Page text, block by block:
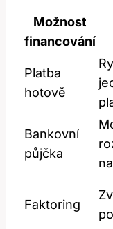
Možnost
financování
Platba
hotově
Bankovní
půjčka
Faktoring